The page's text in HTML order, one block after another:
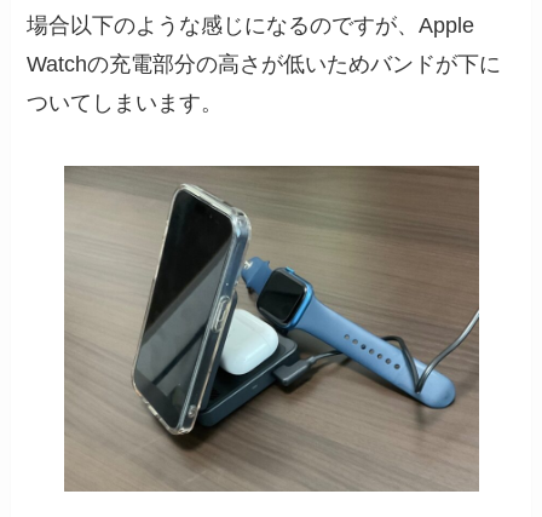
場合以下のような感じになるのですが、Apple
Watchの充電部分の高さが低いためバンドが下に
ついてしまいます。